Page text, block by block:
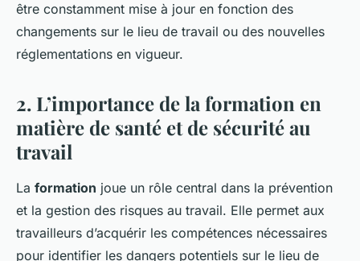
être constamment mise à jour en fonction des
changements sur le lieu de travail ou des nouvelles
réglementations en vigueur.
2. L’importance de la formation en
matière de santé et de sécurité au
travail
La formation joue un rôle central dans la prévention
et la gestion des risques au travail. Elle permet aux
travailleurs d’acquérir les compétences nécessaires
pour identifier les dangers potentiels sur le lieu de